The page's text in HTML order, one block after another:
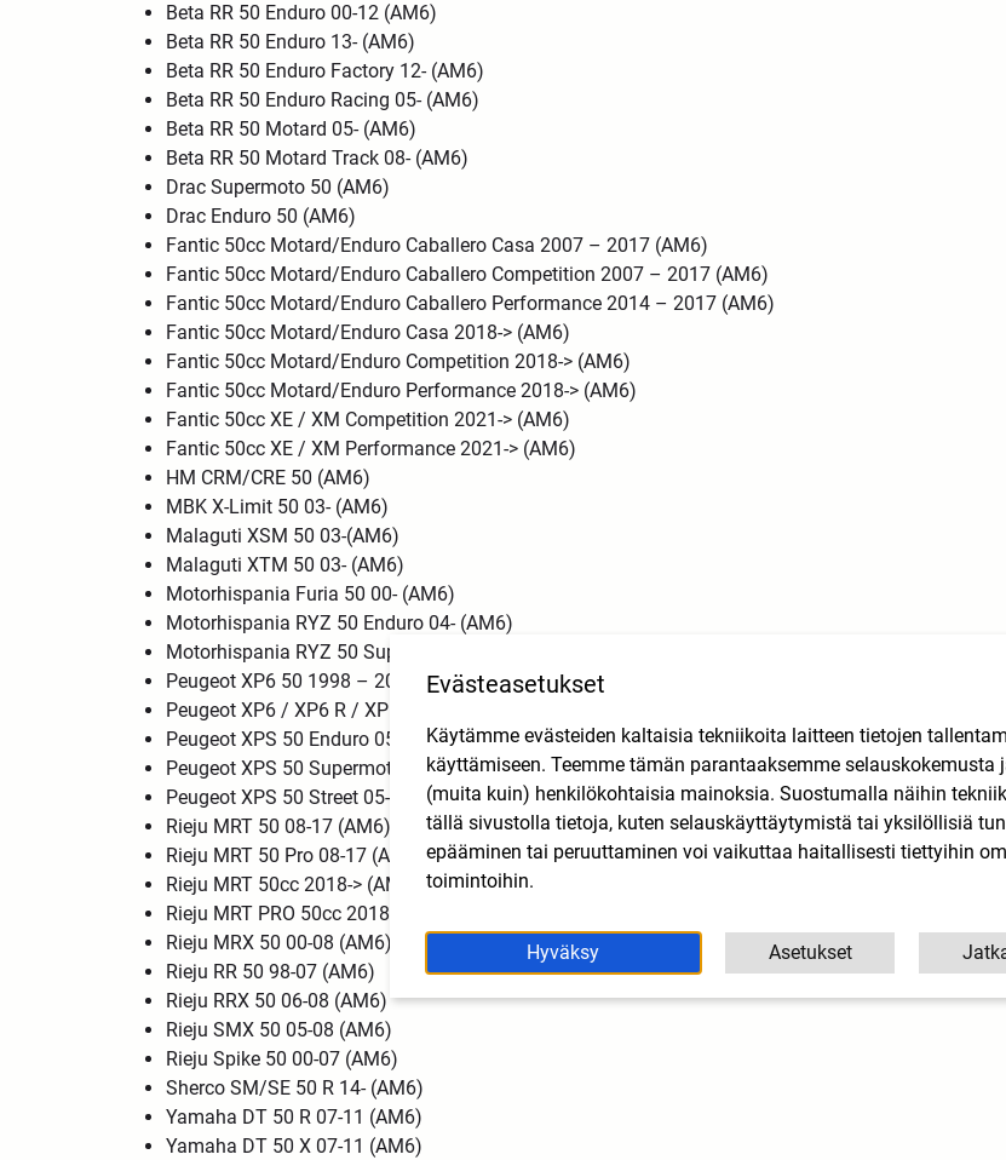
Beta RR 50 Enduro 00-12 (AM6)
Beta RR 50 Enduro 13- (AM6)
Beta RR 50 Enduro Factory 12- (AM6)
Beta RR 50 Enduro Racing 05- (AM6)
Beta RR 50 Motard 05- (AM6)
Beta RR 50 Motard Track 08- (AM6)
Drac Supermoto 50 (AM6)
Drac Enduro 50 (AM6)
Fantic 50cc Motard/Enduro Caballero Casa 2007 – 2017 (AM6)
Fantic 50cc Motard/Enduro Caballero Competition 2007 – 2017 (AM6)
Fantic 50cc Motard/Enduro Caballero Performance 2014 – 2017 (AM6)
Fantic 50cc Motard/Enduro Casa 2018-> (AM6)
Fantic 50cc Motard/Enduro Competition 2018-> (AM6)
Fantic 50cc Motard/Enduro Performance 2018-> (AM6)
Fantic 50cc XE / XM Competition 2021-> (AM6)
Fantic 50cc XE / XM Performance 2021-> (AM6)
HM CRM/CRE 50 (AM6)
MBK X-Limit 50 03- (AM6)
Malaguti XSM 50 03-(AM6)
Malaguti XTM 50 03- (AM6)
Motorhispania Furia 50 00- (AM6)
Motorhispania RYZ 50 Enduro 04- (AM6)
Motorhispania RYZ 50 Supermotard 04- (AM6)
Peugeot XP6 50 1998 – 2015 (AM6)
Peugeot XP6 / XP6 R / XP6 Enduro 50 2026-> (AM6)
Peugeot XPS 50 Enduro 05-12(AM6)
Peugeot XPS 50 Supermotard 05- (AM6)
Peugeot XPS 50 Street 05- (AM6)
Rieju MRT 50 08-17 (AM6)
Rieju MRT 50 Pro 08-17 (AM6)
Rieju MRT 50cc 2018-> (AM6)
Rieju MRT PRO 50cc 2018-> (AM6)
Rieju MRX 50 00-08 (AM6)
Rieju RR 50 98-07 (AM6)
Rieju RRX 50 06-08 (AM6)
Rieju SMX 50 05-08 (AM6)
Rieju Spike 50 00-07 (AM6)
Sherco SM/SE 50 R 14- (AM6)
Yamaha DT 50 R 07-11 (AM6)
Yamaha DT 50 X 07-11 (AM6)
Evästeasetukset
Käytämme evästeiden kaltaisia tekniikoita laitteen tietojen
käyttämiseen. Teemme tämän parantaaksemme selauskokemusta
(muita kuin) henkilökohtaisia mainoksia. Suostumalla näihin
tällä sivustolla tietoja, kuten selauskäyttäytymistä tai yksilöllisiä
epääminen tai peruuttaminen voi vaikuttaa haitallisesti tiettyihin
toimintoihin.
Hyväksy Asetukset